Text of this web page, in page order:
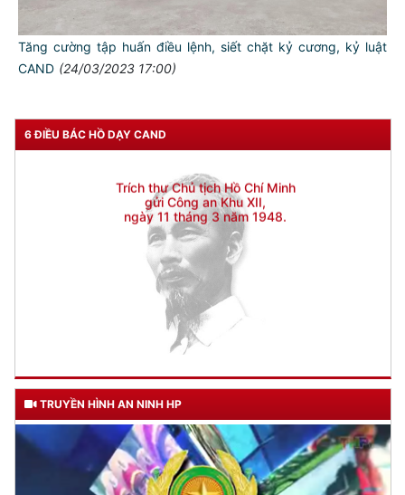
Tăng cường tập huấn điều lệnh, siết chặt kỷ cương, kỷ luật
CAND (24/03/2023 17:00)
6 ĐIỀU BÁC HỒ DẠY CAND
Đối với công việc, phải
TẬN TỤY
Đối với địch, phải
Trích thư Chủ tịch Hồ Chí Minh
gửi Công an Khu XII,
TRUYỀN HÌNH AN NINH HP